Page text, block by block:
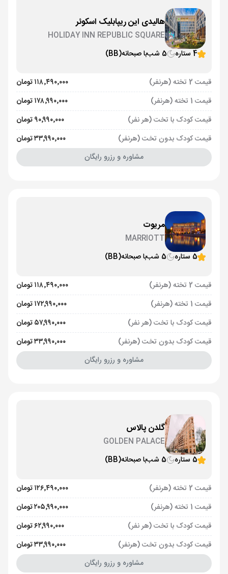
هالیدی این ریپابلیک اسکوئر
HOLIDAY INN REPUBLIC SQUARE
4 ستاره
5 شب با صبحانه(BB)
قیمت 2 تخته (هرنفر)
۱۱۸٬۴۹۰٬۰۰۰ تومان
قیمت 1 تخته (هرنفر)
۱۷۸٬۹۹۰٬۰۰۰ تومان
قیمت کودک با تخت (هر نفر)
۹۰٬۹۹۰٬۰۰۰ تومان
قیمت کودک بدون تخت (هرنفر)
۳۳٬۹۹۰٬۰۰۰ تومان
مشاوره و رزرو رایگان
مریوت
MARRIOTT
5 ستاره
5 شب با صبحانه(BB)
قیمت 2 تخته (هرنفر)
۱۱۸٬۴۹۰٬۰۰۰ تومان
قیمت 1 تخته (هرنفر)
۱۷۲٬۹۹۰٬۰۰۰ تومان
قیمت کودک با تخت (هر نفر)
۵۷٬۹۹۰٬۰۰۰ تومان
قیمت کودک بدون تخت (هرنفر)
۳۳٬۹۹۰٬۰۰۰ تومان
مشاوره و رزرو رایگان
گلدن پالاس
GOLDEN PALACE
5 ستاره
5 شب با صبحانه(BB)
قیمت 2 تخته (هرنفر)
۱۲۶٬۴۹۰٬۰۰۰ تومان
قیمت 1 تخته (هرنفر)
۲۰۵٬۹۹۰٬۰۰۰ تومان
قیمت کودک با تخت (هر نفر)
۶۲٬۹۹۰٬۰۰۰ تومان
قیمت کودک بدون تخت (هرنفر)
۳۳٬۹۹۰٬۰۰۰ تومان
مشاوره و رزرو رایگان